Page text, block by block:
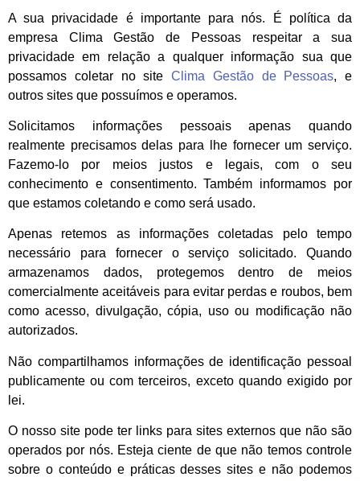
A sua privacidade é importante para nós. É política da
empresa Clima Gestão de Pessoas respeitar a sua
privacidade em relação a qualquer informação sua que
possamos coletar no site Clima Gestão de Pessoas, e
outros sites que possuímos e operamos.
Solicitamos informações pessoais apenas quando
realmente precisamos delas para lhe fornecer um serviço.
Fazemo-lo por meios justos e legais, com o seu
conhecimento e consentimento. Também informamos por
que estamos coletando e como será usado.
Apenas retemos as informações coletadas pelo tempo
necessário para fornecer o serviço solicitado. Quando
armazenamos dados, protegemos dentro de meios
comercialmente aceitáveis ​​para evitar perdas e roubos, bem
como acesso, divulgação, cópia, uso ou modificação não
autorizados.
Não compartilhamos informações de identificação pessoal
publicamente ou com terceiros, exceto quando exigido por
lei.
O nosso site pode ter links para sites externos que não são
operados por nós. Esteja ciente de que não temos controle
sobre o conteúdo e práticas desses sites e não podemos